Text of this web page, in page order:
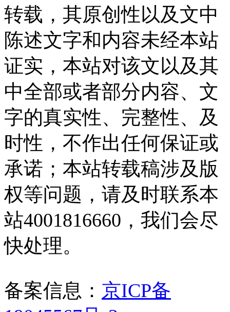
转载，其原创性以及文中
陈述文字和内容未经本站
证实，本站对该文以及其
中全部或者部分内容、文
字的真实性、完整性、及
时性，不作出任何保证或
承诺；本站转载稿涉及版
权等问题，请及时联系本
站4001816660，我们会尽
快处理。
备案信息： 京ICP备